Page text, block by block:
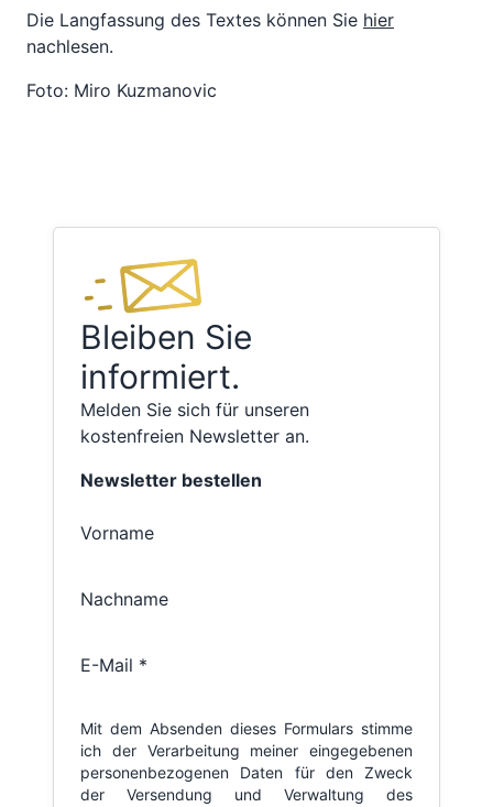
Die Langfassung des Textes können Sie hier
nachlesen.
Foto: Miro Kuzmanovic
Bleiben Sie
informiert.
Melden Sie sich für unseren
kostenfreien Newsletter an.